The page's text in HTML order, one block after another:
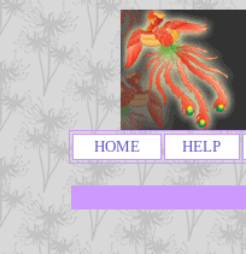
HOME HELP